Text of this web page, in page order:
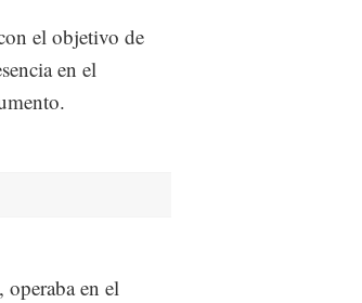
el objetivo de
en el
en el